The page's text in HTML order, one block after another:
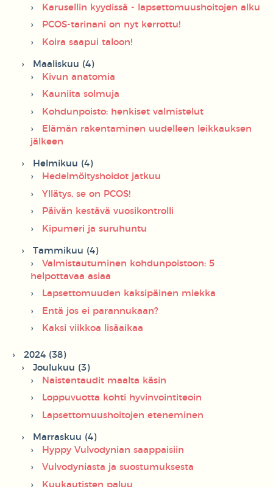
Karusellin kyydissä - lapsettomuushoitojen alku
PCOS-tarinani on nyt kerrottu!
Koira saapui taloon!
Maaliskuu (4)
Kivun anatomia
Kauniita solmuja
Kohdunpoisto: henkiset valmistelut
Elämän rakentaminen uudelleen leikkauksen
jälkeen
Helmikuu (4)
Hedelmöityshoidot jatkuu
Yllätys, se on PCOS!
Päivän kestävä vuosikontrolli
Kipumeri ja suruhuntu
Tammikuu (4)
Valmistautuminen kohdunpoistoon: 5
helpottavaa asiaa
Lapsettomuuden kaksipäinen miekka
Entä jos ei parannukaan?
Kaksi viikkoa lisäaikaa
2024 (38)
Joulukuu (3)
Naistentaudit maalta käsin
Loppuvuotta kohti hyvinvointiteoin
Lapsettomuushoitojen eteneminen
Marraskuu (4)
Hyppy Vulvodynian saappaisiin
Vulvodyniasta ja suostumuksesta
Kuukautisten paluu